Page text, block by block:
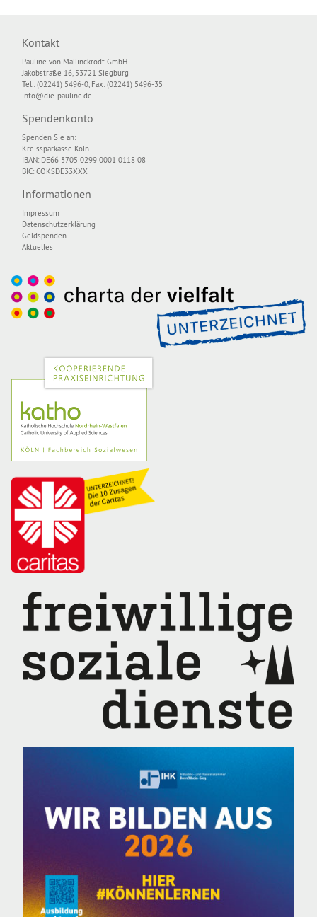
Kontakt
Pauline von Mallinckrodt GmbH
Jakobstraße 16, 53721 Siegburg
Tel.: (02241) 5496-0, Fax: (02241) 5496-35
info@die-pauline.de
Spendenkonto
Spenden Sie an:
Kreissparkasse Köln
IBAN: DE66 3705 0299 0001 0118 08
BIC: COKSDE33XXX
Informationen
Impressum
Datenschutzerklärung
Geldspenden
Aktuelles